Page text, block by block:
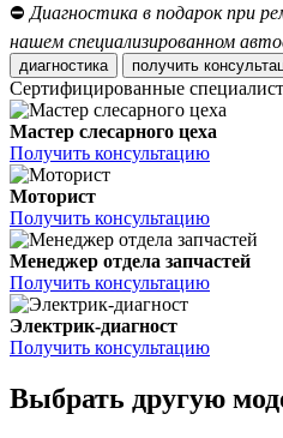
⛔ Диагностика в подарок при
нашем специализированном
диагностика получить
Сертифицированные
Мастер слесарного цеха
Получить консультацию
Моторист
Получить консультацию
Менеджер отдела запчастей
Получить консультацию
Электрик-диагност
Получить консультацию
Выбрать другую